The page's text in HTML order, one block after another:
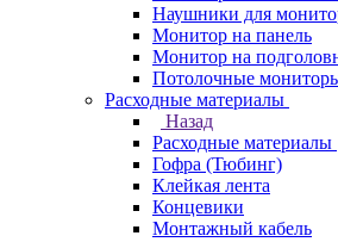
Наушники для
Монитор на панель
Монитор на
Потолочные
Расходные материалы
Назад
Расходные материалы
Гофра (Тюбинг)
Клейкая лента
Концевики
Монтажный кабель